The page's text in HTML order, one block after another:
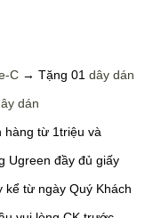
C → Tặng 01 dây dán
dán
hàng từ 1triệu và
Ugreen đầy đủ giấy
kể từ ngày Quý Khách